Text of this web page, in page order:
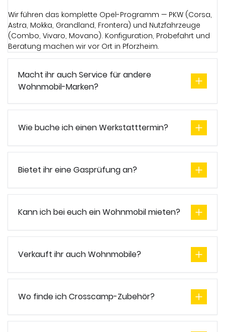
Wir führen das komplette Opel-Programm — PKW (Corsa,
Astra, Mokka, Grandland, Frontera) und Nutzfahrzeuge
(Combo, Vivaro, Movano). Konfiguration, Probefahrt und
Beratung machen wir vor Ort in Pforzheim.
Macht ihr auch Service für andere
Wohnmobil-Marken?
Wie buche ich einen Werkstatttermin?
Bietet ihr eine Gasprüfung an?
Kann ich bei euch ein Wohnmobil mieten?
Verkauft ihr auch Wohnmobile?
Wo finde ich Crosscamp-Zubehör?